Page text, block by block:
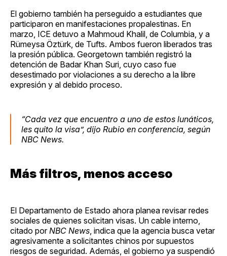
El gobierno también ha perseguido a estudiantes que
participaron en manifestaciones propalestinas. En
marzo, ICE detuvo a Mahmoud Khalil, de Columbia, y a
Rümeysa Öztürk, de Tufts. Ambos fueron liberados tras
la presión pública. Georgetown también registró la
detención de Badar Khan Suri, cuyo caso fue
desestimado por violaciones a su derecho a la libre
expresión y al debido proceso.
“Cada vez que encuentro a uno de estos lunáticos,
les quito la visa”, dijo Rubio en conferencia, según
NBC News.
Más filtros, menos acceso
El Departamento de Estado ahora planea revisar redes
sociales de quienes solicitan visas. Un cable interno,
citado porNBC News, indica que la agencia busca vetar
agresivamente a solicitantes chinos por supuestos
riesgos de seguridad. Además, el gobierno ya suspendió